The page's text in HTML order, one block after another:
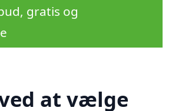
gratis og
at vælge